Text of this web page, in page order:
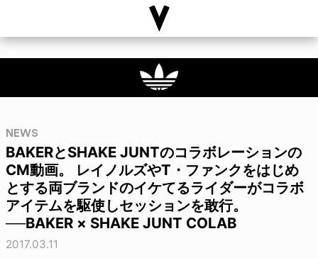
NEWS
BAKERとSHAKE JUNTのコラボレーションの
CM動画。 レイノルズやT・ファンクをはじめ
とする両ブランドのイケてるライダーがコラボ
アイテムを駆使しセッションを敢行。
──BAKER × SHAKE JUNT COLAB
2017.03.11